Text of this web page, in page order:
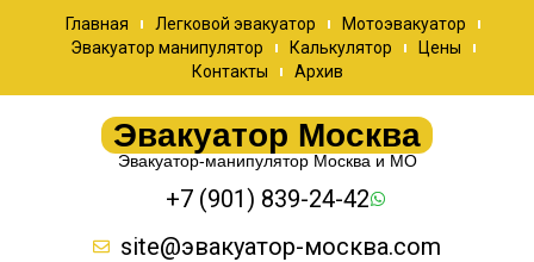
Главная Легковой эвакуатор
Мотоэвакуатор
Эвакуатор манипулятор
Калькулятор
Цены
Контакты
Архив
Эвакуатор Москва
Эвакуатор-манипулятор Москва и МО
+7 (901) 839-24-42
site@эвакуатор-москва.com